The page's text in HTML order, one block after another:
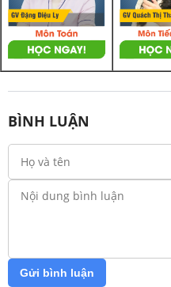
BÌNH LUẬN
Gửi bình luận